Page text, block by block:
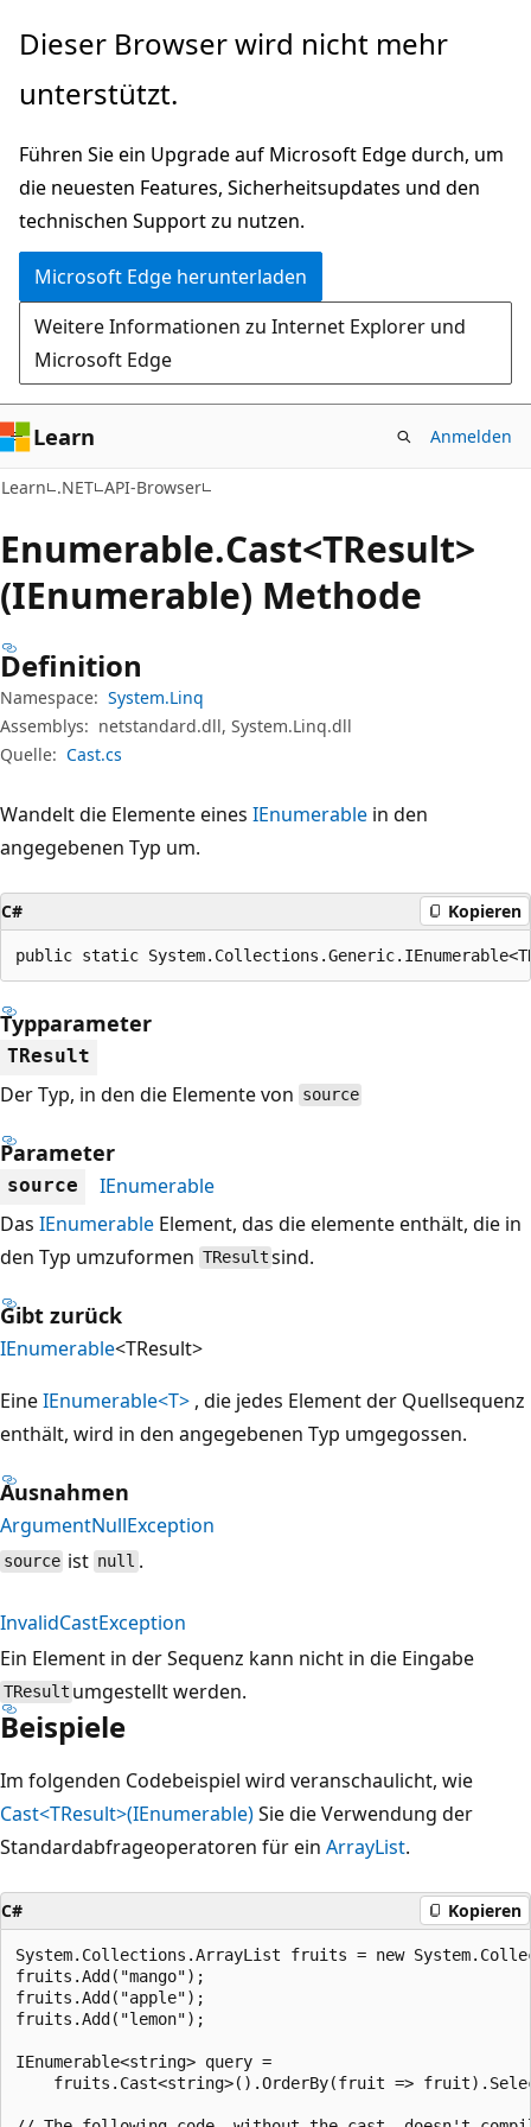
Zu
wechseln
Zur
springen
Dieser Browser wird nicht mehr
unterstützt.
Führen Sie ein Upgrade auf Microsoft Edge durch, um
die neuesten Features, Sicherheitsupdates und den
technischen Support zu nutzen.
Microsoft Edge herunterladen
Weitere Informationen zu Internet Explorer und
Microsoft Edge
Learn Anmelden
Learn .NET API-Browser
Enumerable.Cast<TResult>
(IEnumerable) Methode
Definition
Namespace: System.Linq
Assemblys: netstandard.dll, System.Linq.dll
Quelle: Cast.cs
Wandelt die Elemente eines IEnumerable in den
angegebenen Typ um.
C# Kopieren
public static
Typparameter
TResult
Der Typ, in den die Elemente von source
Parameter
source
IEnumerable
Das IEnumerable Element, das die elemente enthält, die in
den Typ umzuformen TResult sind.
Gibt zurück
IEnumerable<TResult>
EineIEnumerable<T> , die jedes Element der Quellsequenz
enthält, wird in den angegebenen Typ umgegossen.
Ausnahmen
ArgumentNullException
source ist null .
InvalidCastException
Ein Element in der Sequenz kann nicht in die Eingabe
TResult umgestellt werden.
Beispiele
Im folgenden Codebeispiel wird veranschaulicht, wie
Cast<TResult>(IEnumerable)Sie die Verwendung der
Standardabfrageoperatoren für ein ArrayList.
C# Kopieren
System.Collections.ArrayList fruits = new
fruits.Add("mango");
fruits.Add("apple");
fruits.Add("lemon");
IEnumerable<string> query =
fruits.Cast<string>().OrderBy(fruit =>